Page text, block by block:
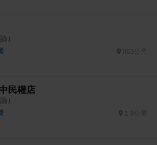
）
民權店
）